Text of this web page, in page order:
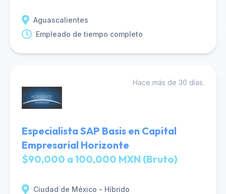
Aguascalientes
Empleado de tiempo completo
Hace más de 30 días.
Especialista SAP Basis en Capital
Empresarial Horizonte
$90,000 a 100,000 MXN (Bruto)
Ciudad de México - Híbrido